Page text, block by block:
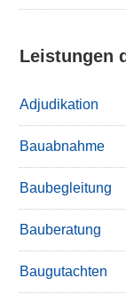
Leistungen
Adjudikation
Bauabnahme
Baubegleitung
Bauberatung
Baugutachten